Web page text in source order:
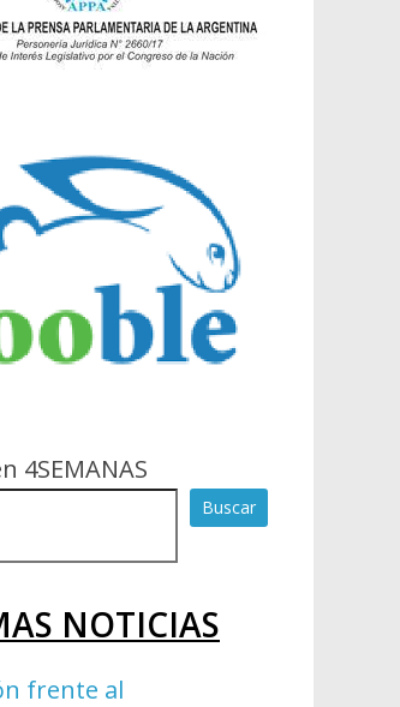
4SEMANAS
Buscar
NOTICIAS
frente al